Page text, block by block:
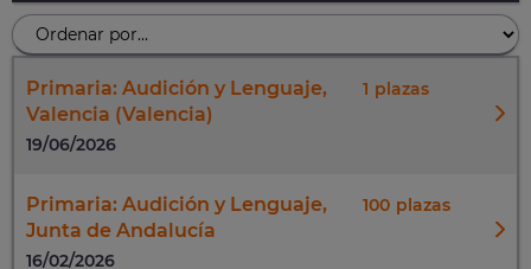
Primaria: Audición y Lenguaje,
Valencia (Valencia)
1
19/06/2026
Primaria: Audición y Lenguaje,
Junta de Andalucía
100
16/02/2026